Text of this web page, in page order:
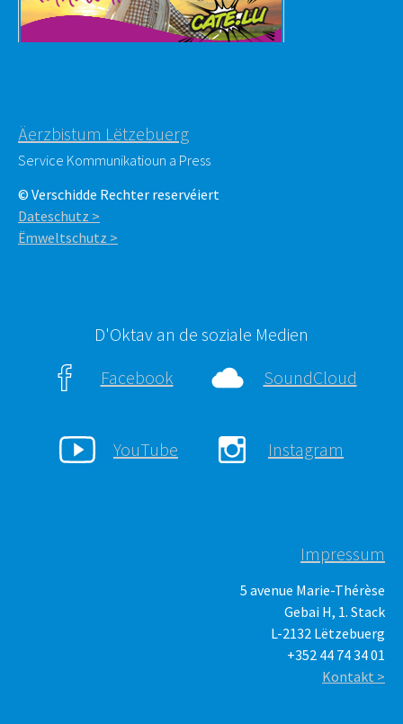
Äerzbistum Lëtzebuerg
Service Kommunikatioun a Press
© Verschidde Rechter reservéiert
Dateschutz >
Ëmweltschutz >
D'Oktav an de soziale Medien
Facebook
SoundCloud
YouTube Instagram
Impressum
5 avenue Marie-Thérèse
Gebai H, 1. Stack
L-2132 Lëtzebuerg
+352 44 74 34 01
Kontakt >